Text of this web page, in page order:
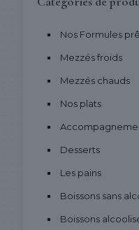
Nos Formules
Mezzés froids
Mezzés chauds
Nos plats
Desserts
Les pains
Boissons sans
Boissons